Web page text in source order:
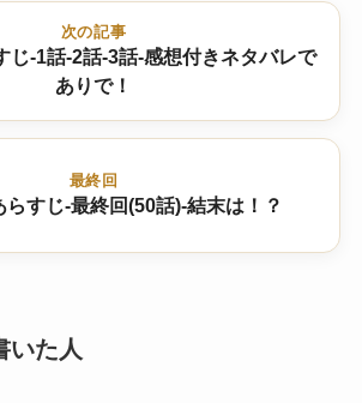
次の記事
じ-1話-2話-3話-感想付きネタバレで
ありで！
最終回
らすじ-最終回(50話)-結末は！？
いた人